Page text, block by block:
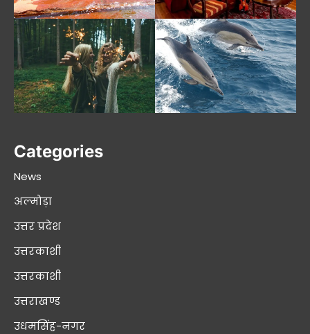
Categories
News
अल्मोड़ा
उत्तर प्रदेश
उत्तरकाशी
उत्तरकाशी
उत्तराखण्ड
उधमसिंह-नगर